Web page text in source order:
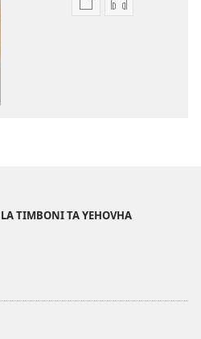
Ku
Kubaxara
TIMBONI TA YEHOVHA